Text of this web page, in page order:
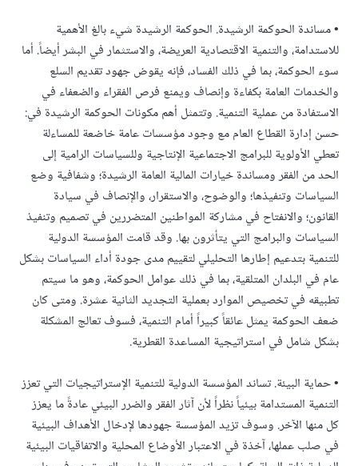
• مساندة الحوكمة الرشيدة. الحوكمة الرشيدة شيء بالغ الأهمية
للاستدامة، والتنمية الاقتصادية العريضة، والاستثمار في البشر أيضاً. أما
سوء الحوكمة، بما في ذلك الفساد، فإنه يقوض جهود تقديم السلع
والخدمات العامة بكفاءة وإنصاف ويمنع فرص الفقراء والضعفاء في
الاستفادة من عملية التنمية. وتتمثل أهم مكونات الحوكمة الرشيدة في:
حسن إدارة القطاع العام مع وجود مؤسسات عامة خاضعة للمساءلة
تعطي الأولوية للبرامج الاجتماعية الإنتاجية وللسياسات الرامية إلى
الحد من الفقر ومساندة خيارات المالية العامة الرشيدة؛ وشفافية وضع
السياسات وتنفيذها؛ والوضوح، والاستقرار، والإنصاف في سيادة
القانون؛ والانفتاح في مشاركة المواطنين المتضررين في تصميم وتنفيذ
السياسات والبرامج التي يتأثرون بها. وقد قامت المؤسسة الدولية
للتنمية بتدعيم إطارها التحليلي لتقييم مدى جودة أداء السياسات بشكل
عام في البلدان المتلقية، بما في ذلك عوامل الحوكمة، وهو ما سيتم
تطبيقه في تخصيص الموارد بعملية التجديد الثانية عشرة. ومتى كان
ضعف الحوكمة يمثل عائقاً كبيراً أمام التنمية، فسوف تعالج المشكلة
بشكل شامل في استراتيجية المساعدة القطرية.
• حماية البيئة. تساند المؤسسة الدولية للتنمية الإستراتيجيات التي تعزز
التنمية المستدامة بيئياً نظراً لأن آثار الفقر والضرر البيئي عادةً ما يعزز
كل منها الآخر. وسوف تزيد المؤسسة جهودها لإدخال الأهداف البيئية
في صلب عملها، آخذة في الاعتبار الأوضاع المحلية والاتفاقيات البيئية